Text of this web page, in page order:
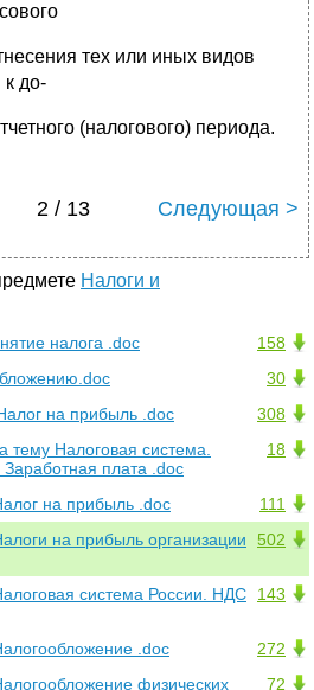
тех или иных видов
к до-
(налогового) периода.
2 / 13 Следующая >
Налоги и
158
налога .doc
30
308
на прибыль .doc
18
тему Налоговая система.
плата .doc
111
на прибыль .doc
502
на прибыль организации
143
система России. НДС
272
.doc
72
физических